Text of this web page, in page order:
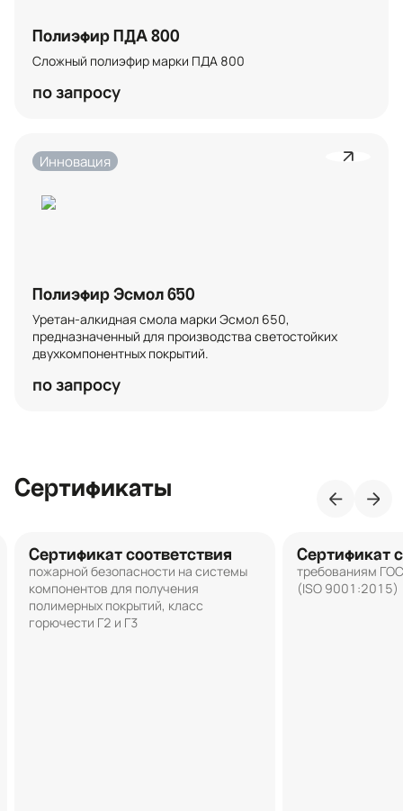
Полиэфир ПДА 800
Сложный полиэфир марки ПДА 800
по запросу
Инновация
Полиэфир Эсмол 650
Уретан-алкидная смола марки Эсмол 650,
предназначенный для производства светостойких
двухкомпонентных покрытий.
по запросу
Сертификаты
Сертификат соответствия
пожарной безопасности на системы
компонентов для получения
полимерных покрытий, класс
горючести Г2 и Г3
Сертификат
требованиям
(ISO 9001:2015)